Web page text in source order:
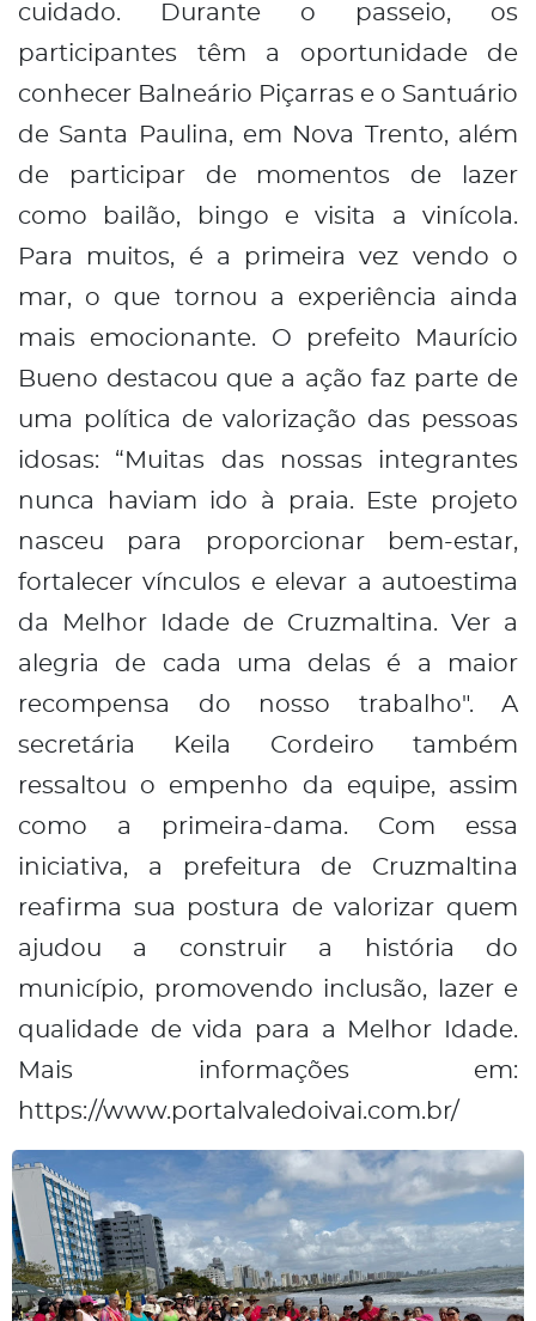
cuidado. Durante o passeio, os
participantes têm a oportunidade de
conhecer Balneário Piçarras e o Santuário
de Santa Paulina, em Nova Trento, além
de participar de momentos de lazer
como bailão, bingo e visita a vinícola.
Para muitos, é a primeira vez vendo o
mar, o que tornou a experiência ainda
mais emocionante. O prefeito Maurício
Bueno destacou que a ação faz parte de
uma política de valorização das pessoas
idosas: “Muitas das nossas integrantes
nunca haviam ido à praia. Este projeto
nasceu para proporcionar bem-estar,
fortalecer vínculos e elevar a autoestima
da Melhor Idade de Cruzmaltina. Ver a
alegria de cada uma delas é a maior
recompensa do nosso trabalho". A
secretária Keila Cordeiro também
ressaltou o empenho da equipe, assim
como a primeira-dama. Com essa
iniciativa, a prefeitura de Cruzmaltina
reafirma sua postura de valorizar quem
ajudou a construir a história do
município, promovendo inclusão, lazer e
qualidade de vida para a Melhor Idade.
Mais informações em:
https://www.portalvaledoivai.com.br/